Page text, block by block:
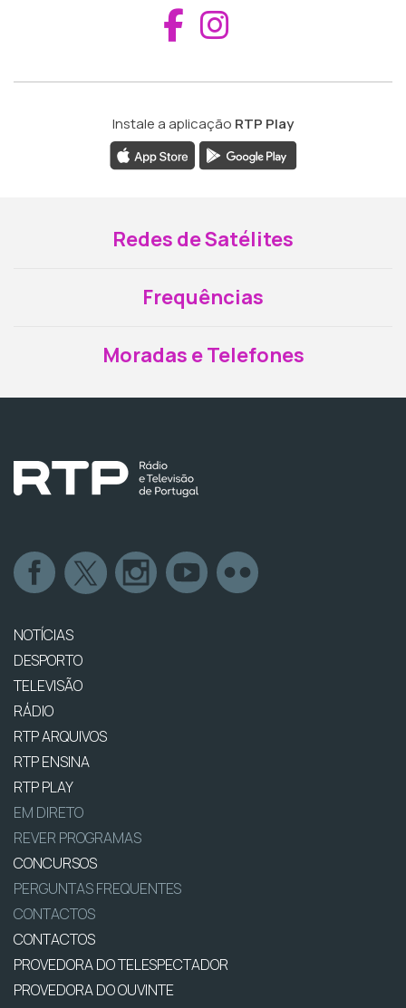
Aceder ao
Instale a aplicação RTP Play
Redes de Satélites
Frequências
Moradas e Telefones
NOTÍCIAS
DESPORTO
TELEVISÃO
RÁDIO
RTP ARQUIVOS
RTP ENSINA
RTP PLAY
EM DIRETO
REVER PROGRAMAS
CONCURSOS
PERGUNTAS FREQUENTES
CONTACTOS
CONTACTOS
PROVEDORA DO TELESPECTADOR
PROVEDORA DO OUVINTE